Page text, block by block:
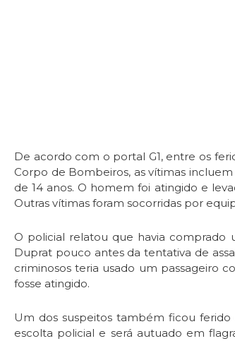
De acordo com o portal G1, entre os
Corpo de Bombeiros, as vítimas
de 14 anos. O homem foi atingido e
Outras vítimas foram socorridas por
O policial relatou que havia comprado
Duprat pouco antes da tentativa de
criminosos teria usado um passageiro
fosse atingido.
Um dos suspeitos também ficou
escolta policial e será autuado em